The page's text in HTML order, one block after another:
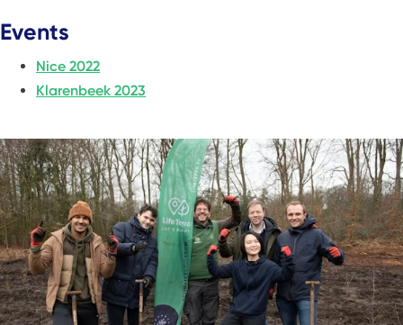
Events
Nice 2022
Klarenbeek 2023